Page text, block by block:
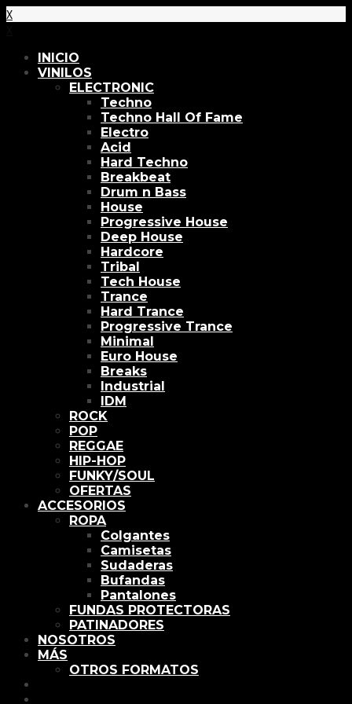
X
INICIO
VINILOS
ELECTRONIC
Techno
Techno Hall Of Fame
Electro
Acid
Hard Techno
Breakbeat
Drum n Bass
House
Progressive House
Deep House
Hardcore
Tribal
Tech House
Trance
Hard Trance
Progressive Trance
Minimal
Euro House
Breaks
Industrial
IDM
ROCK
POP
REGGAE
HIP-HOP
FUNKY/SOUL
OFERTAS
ACCESORIOS
ROPA
Colgantes
Camisetas
Sudaderas
Bufandas
Pantalones
FUNDAS PROTECTORAS
PATINADORES
NOSOTROS
MÁS
OTROS FORMATOS